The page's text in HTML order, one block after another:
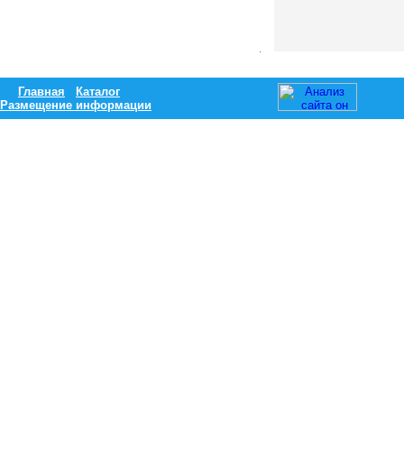
Главная
Каталог
Размещение информации